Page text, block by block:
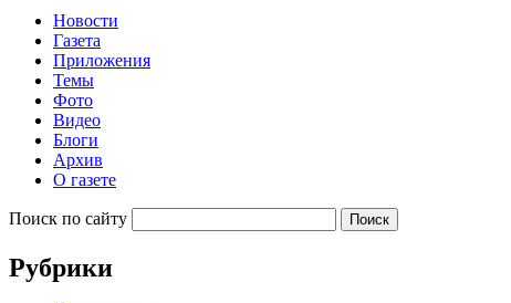
Новости
Газета
Приложения
Темы
Фото
Видео
Блоги
Архив
О газете
Поиск по сайту
Рубрики